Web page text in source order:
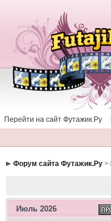
Перейти на сайт Футажик.Ру
Форум сайта Футажик.Ру>
Июль 2026